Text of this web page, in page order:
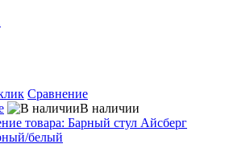
Сравнение
В наличии